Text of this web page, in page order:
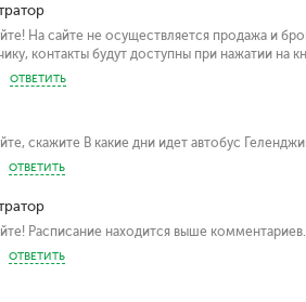
На сайте не осуществляется продажа и
контакты будут доступны при нажатии на
ОТВЕТИТЬ
скажите В какие дни идет автобус
ОТВЕТИТЬ
Расписание находится выше комментариев.
ОТВЕТИТЬ